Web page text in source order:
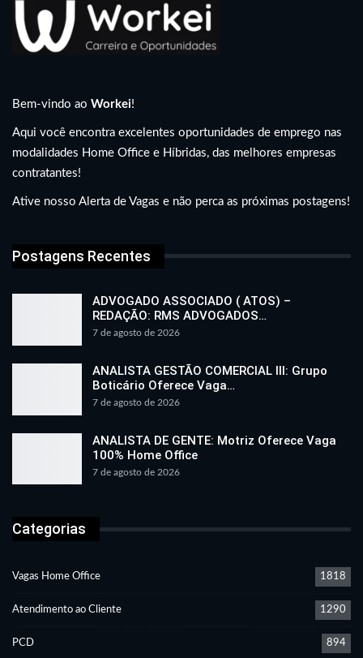
Bem-vindo ao Workei!
Aqui você encontra excelentes oportunidades de emprego nas
modalidades Home Office e Híbridas, das melhores empresas
contratantes!
Ative nosso Alerta de Vagas e não perca as próximas postagens!
Postagens Recentes
ADVOGADO ASSOCIADO ( ATOS) –
REDAÇÃO: RMS ADVOGADOS…
7 de agosto de 2026
ANALISTA GESTÃO COMERCIAL III: Grupo
Boticário Oferece Vaga…
7 de agosto de 2026
ANALISTA DE GENTE: Motriz Oferece Vaga
100% Home Office
7 de agosto de 2026
Categorias
Vagas Home Office 1818
Atendimento ao Cliente 1290
PCD 894